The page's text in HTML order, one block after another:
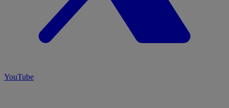
YouTube